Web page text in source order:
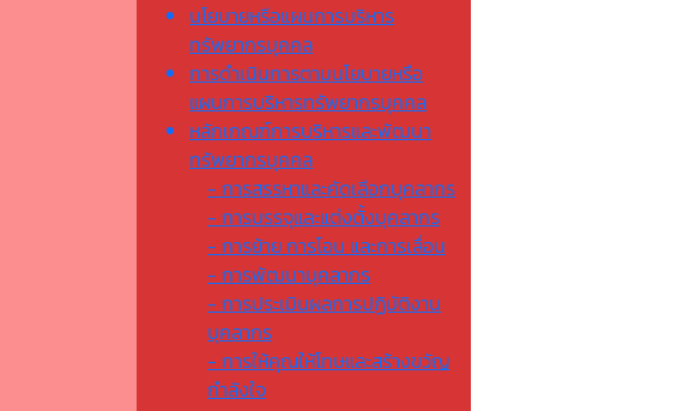
นโยบายหรือแผนการบริหาร
ทรัพยากรบุคคล
การดำเนินการตามนโยบายหรือ
แผนการบริหารทรัพยากรบุคคล
หลักเกณฑ์การบริหารและพัฒนา
ทรัพยากรบุคคล
- การสรรหาและคัดเลือกบุคลากร
- การบรรจุและแต่งตั้งบุคลากร
- การย้าย การโอน และการเลื่อน
- การพัฒนาบุคลากร
- การประเมินผลการปฏิบัติงาน
บุคลากร
- การให้คุณให้โทษและสร้างขวัญ
กำลังใจ